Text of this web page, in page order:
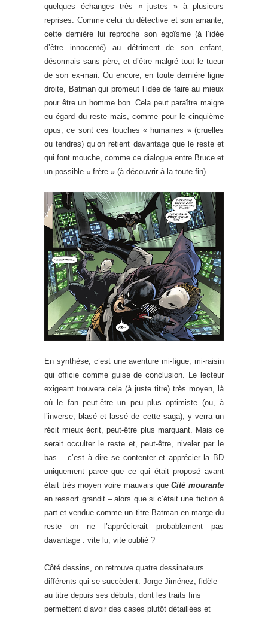
quelques échanges très « justes » à plusieurs
reprises. Comme celui du détective et son amante,
cette dernière lui reproche son égoïsme (à l’idée
d’être innocenté) au détriment de son enfant,
désormais sans père, et d’être malgré tout le tueur
de son ex-mari. Ou encore, en toute dernière ligne
droite, Batman qui promeut l’idée de faire au mieux
pour être un homme bon. Cela peut paraître maigre
eu égard du reste mais, comme pour le cinquième
opus, ce sont ces touches « humaines » (cruelles
ou tendres) qu’on retient davantage que le reste et
qui font mouche, comme ce dialogue entre Bruce et
un possible « frère » (à découvrir à la toute fin).
En synthèse, c’est une aventure mi-figue, mi-raisin
qui officie comme guise de conclusion. Le lecteur
exigeant trouvera cela (à juste titre) très moyen, là
où le fan peut-être un peu plus optimiste (ou, à
l’inverse, blasé et lassé de cette saga), y verra un
récit mieux écrit, peut-être plus marquant. Mais ce
serait occulter le reste et, peut-être, niveler par le
bas – c’est à dire se contenter et apprécier la BD
uniquement parce que ce qui était proposé avant
était très moyen voire mauvais queCité mourante
en ressort grandit – alors que si c’était une fiction à
part et vendue comme un titre Batman en marge du
reste on ne l’apprécierait probablement pas
davantage : vite lu, vite oublié ?
Côté dessins, on retrouve quatre dessinateurs
différents qui se succèdent. Jorge Jiménez, fidèle
au titre depuis ses débuts, dont les traits fins
permettent d’avoir des cases plutôt détaillées et